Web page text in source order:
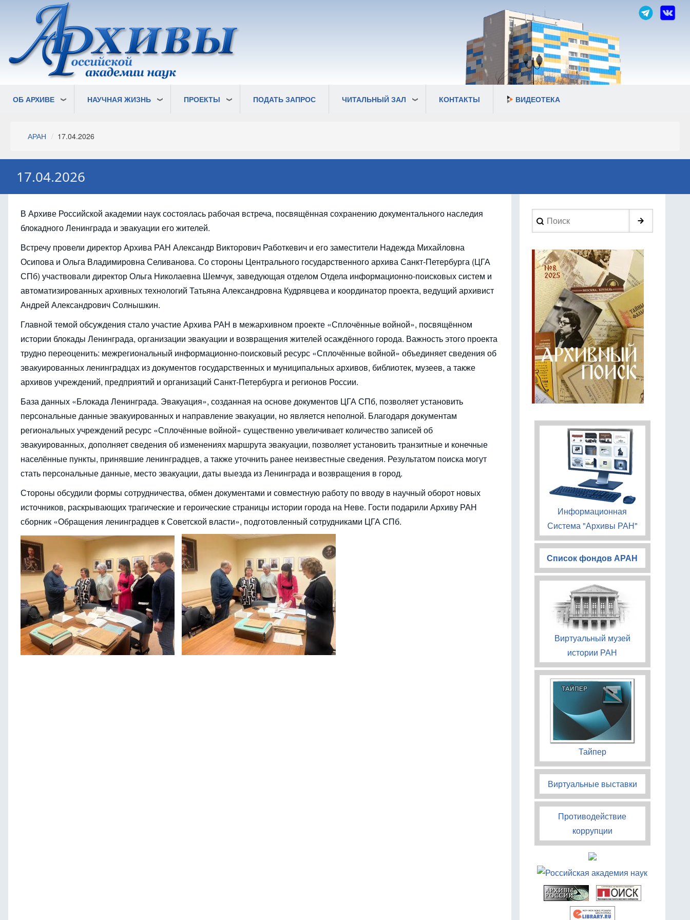
основному
содержанию
ОБ АРХИВЕ НАУЧНАЯ ЖИЗНЬ ПРОЕКТЫ ПОДАТЬ ЗАПРОС ЧИТАЛЬНЫЙ ЗАЛ КОНТАКТЫ ВИДЕОТЕКА
Строка
АРАН 17.04.2026
17.04.2026
В Архиве Российской академии наук состоялась рабочая встреча, посвящённая сохранению документального наследия
блокадного Ленинграда и эвакуации его жителей.
Встречу провели директор Архива РАН Александр Викторович Работкевич и его заместители Надежда Михайловна
Осипова и Ольга Владимировна Селиванова. Со стороны Центрального государственного архива Санкт-Петербурга (ЦГА
СПб) участвовали директор Ольга Николаевна Шемчук, заведующая отделом Отдела информационно-поисковых систем и
автоматизированных архивных технологий Татьяна Александровна Кудрявцева и координатор проекта, ведущий архивист
Андрей Александрович Солнышкин.
Главной темой обсуждения стало участие Архива РАН в межархивном проекте «Сплочённые войной», посвящённом
истории блокады Ленинграда, организации эвакуации и возвращения жителей осаждённого города. Важность этого проекта
трудно переоценить: межрегиональный информационно-поисковый ресурс «Сплочённые войной» объединяет сведения об
эвакуированных ленинградцах из документов государственных и муниципальных архивов, библиотек, музеев, а также
архивов учреждений, предприятий и организаций Санкт-Петербурга и регионов России.
База данных «Блокада Ленинграда. Эвакуация», созданная на основе документов ЦГА СПб, позволяет установить
персональные данные эвакуированных и направление эвакуации, но является неполной. Благодаря документам
региональных учреждений ресурс «Сплочённые войной» существенно увеличивает количество записей об
эвакуированных, дополняет сведения об изменениях маршрута эвакуации, позволяет установить транзитные и конечные
населённые пункты, принявшие ленинградцев, а также уточнить ранее неизвестные сведения. Результатом поиска могут
стать персональные данные, место эвакуации, даты выезда из Ленинграда и возвращения в город.
Стороны обсудили формы сотрудничества, обмен документами и совместную работу по вводу в научный оборот новых
источников, раскрывающих трагические и героические страницы истории города на Неве. Гости подарили Архиву РАН
сборник «Обращения ленинградцев к Советской власти», подготовленный сотрудниками ЦГА СПб.
Search
Информационная
Система "Архивы РАН"
Список фондов АРАН
Виртуальный музей
истории РАН
Тайпер
Виртуальные выставки
Противодействие
коррупции